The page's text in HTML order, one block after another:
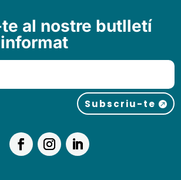
al nostre butlletí
Subscriu-te